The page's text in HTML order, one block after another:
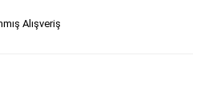
Alışveriş